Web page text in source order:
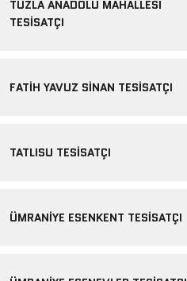
TUZLA ANADOLU MAHALLESI
TESISATÇI
FATIH YAVUZ SINAN TESISATÇI
TATLISU TESISATÇI
ÜMRANIYE ESENKENT TESISATÇI